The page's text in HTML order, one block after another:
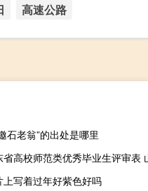
高速公路
石老翁”的出处是哪里
省高校师范类优秀毕业生评审表
上写着过年好紫色好吗